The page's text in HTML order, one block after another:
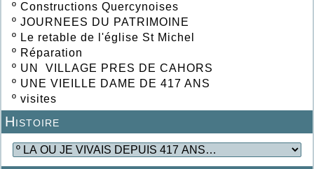
º Constructions Quercynoises
º JOURNEES DU PATRIMOINE
º Le retable de l'église St Michel
º Réparation
º UN VILLAGE PRES DE CAHORS
º UNE VIEILLE DAME DE 417 ANS
º visites
Histoire